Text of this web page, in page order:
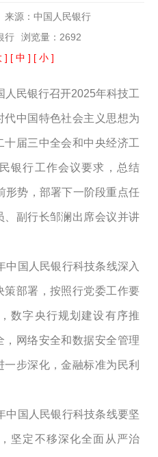
来源：中国人民银行
行
浏览量：2692
] [ 中 ] [ 小 ]
人民银行召开2025年科技工
中国特色社会主义思想为
届三中全会和中央经济工
银行工作会议要求，总结
形势，部署下一阶段重点任
副行长邹澜出席会议并讲
国人民银行科技条线深入
部署，按照行党委工作要
数字央行规划建设有序推
网络安全和数据安全管理
步深化，金融标准为民利
国人民银行科技条线要坚
坚定不移深化全面从严治